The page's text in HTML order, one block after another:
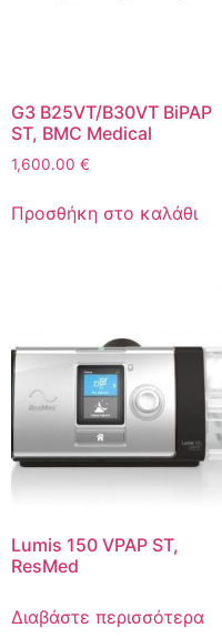
G3 B25VT/B30VT BiPAP
ST, BMC Medical
1,600.00 €
Προσθήκη στο καλάθι
Lumis 150 VPAP ST,
ResMed
Διαβάστε περισσότερα